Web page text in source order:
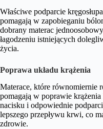
Właściwe podparcie
pomagają w zapobieganiu
dobrany materac
łagodzeniu istniejących
życia.
Poprawa układu krążenia
Materace, które równomiernie
pomagają w poprawie
nacisku i odpowiednie
lepszego przepływu krwi, co
zdrowie.